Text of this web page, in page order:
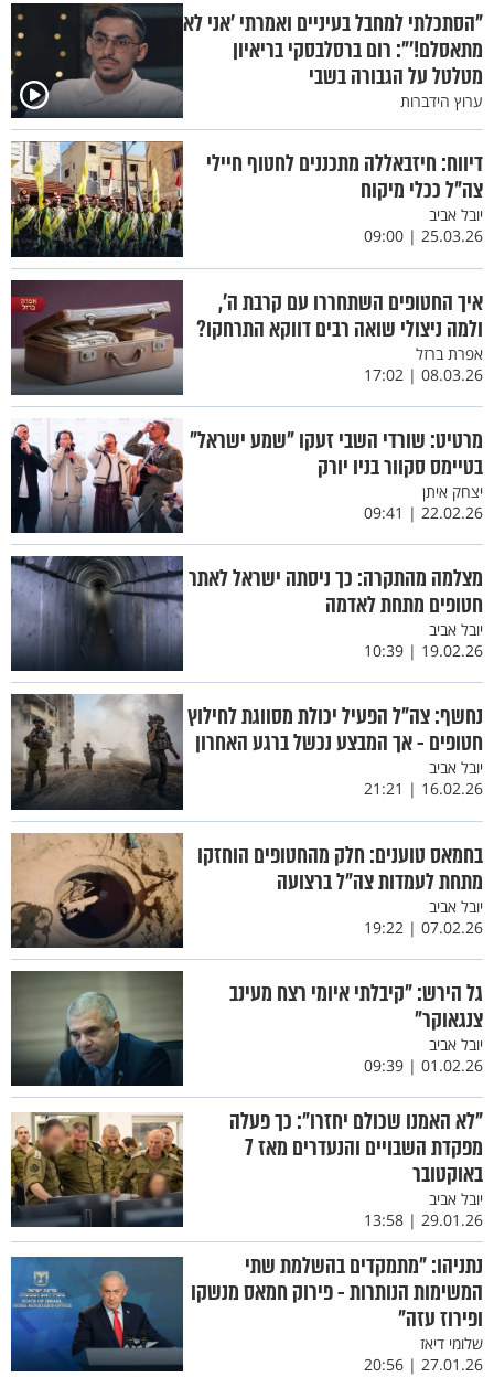
"הסתכלתי למחבל בעיניים ואמרתי 'אני לא
מתאסלם!'": רום ברסלבסקי בריאיון
מטלטל על הגבורה בשבי
ערוץ הידברות
דיווח: חיזבאללה מתכננים לחטוף חיילי
צה”ל ככלי מיקוח
יובל אביב
25.03.26 | 09:00
איך החטופים השתחררו עם קרבת ה',
ולמה ניצולי שואה רבים דווקא התרחקו?
אפרת ברזל
08.03.26 | 17:02
מרטיט: שורדי השבי זעקו "שמע ישראל"
בטיימס סקוור בניו יורק
יצחק איתן
22.02.26 | 09:41
מצלמה מהתקרה: כך ניסתה ישראל לאתר
חטופים מתחת לאדמה
יובל אביב
19.02.26 | 10:39
נחשף: צה"ל הפעיל יכולת מסווגת לחילוץ
חטופים - אך המבצע נכשל ברגע האחרון
יובל אביב
16.02.26 | 21:21
בחמאס טוענים: חלק מהחטופים הוחזקו
מתחת לעמדות צה"ל ברצועה
יובל אביב
07.02.26 | 19:22
גל הירש: ״קיבלתי איומי רצח מעינב
צנגאוקר״
יובל אביב
01.02.26 | 09:39
"לא האמנו שכולם יחזרו": כך פעלה
מפקדת השבויים והנעדרים מאז 7
באוקטובר
יובל אביב
29.01.26 | 13:58
נתניהו: "מתמקדים בהשלמת שתי
המשימות הנותרות - פירוק חמאס מנשקו
ופירוז עזה"
שלומי דיאז
27.01.26 | 20:56